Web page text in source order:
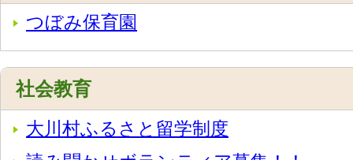
つぼみ保育園
社会教育
大川村ふるさと留学制度